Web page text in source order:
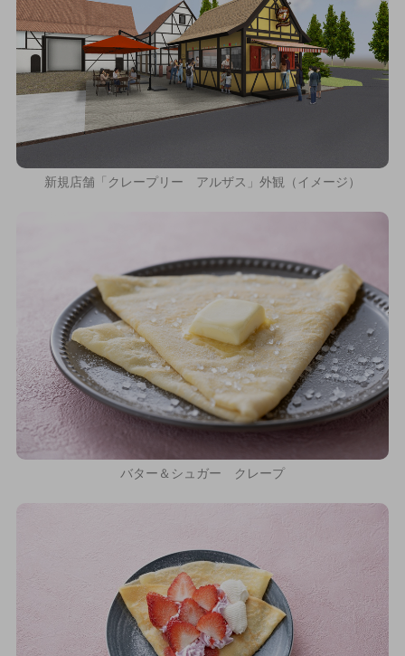
新規店舗「クレープリー アルザス」外観（イメージ）
バター＆シュガー クレープ